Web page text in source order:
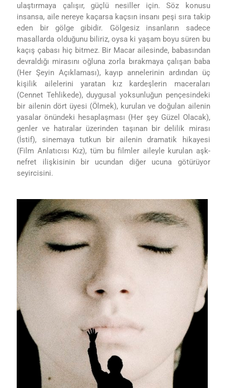
ulaştırmaya çalışır, güçlü nesiller için. Söz konusu
insansa, aile nereye kaçarsa kaçsın insanı peşi sıra takip
eden bir gölge gibidir. Gölgesiz insanların sadece
masallarda olduğunu biliriz, oysa ki yaşam boyu süren bu
kaçış çabası hiç bitmez. Bir Macar ailesinde, babasından
devraldığı mirasını oğluna zorla bırakmaya çalışan baba
(Her Şeyin Açıklaması), kayıp annelerinin ardından üç
kişilik ailelerini yaratan kız kardeşlerin maceraları
(Cennet Tehlikede), duygusal yoksunluğun pençesindeki
bir ailenin dört üyesi (Ölmek), kurulan ve doğulan ailenin
yasalar önündeki hesaplaşması (Her şey Güzel Olacak),
genler ve hatıralar üzerinden taşınan bir delilik mirası
(İstif), sinemaya tutkun bir ailenin dramatik hikayesi
(Film Anlatıcısı Kız), tüm bu filmler aileyle kurulan aşk-
nefret ilişkisinin bir ucundan diğer ucuna götürüyor
seyircisini.